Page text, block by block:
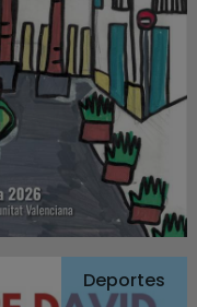
Deportes